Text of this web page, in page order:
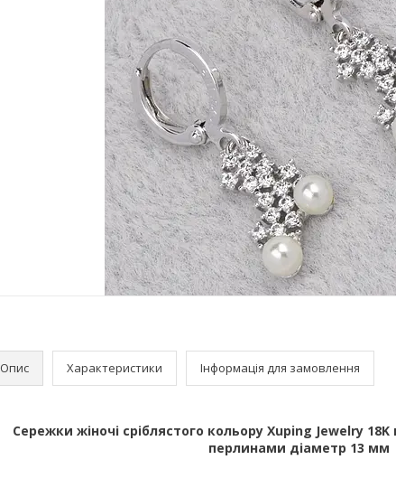
Опис Характеристики Інформація для замовлення
Сережки жіночі сріблястого кольору Xuping Jewelry
перлинами діаметр 13 мм